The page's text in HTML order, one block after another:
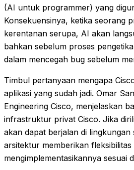
(AI untuk programmer) yang
Konsekuensinya, ketika seorang
kerentanan serupa, AI akan
bahkan sebelum proses
dalam mencegah bug sebelum
Timbul pertanyaan mengapa
aplikasi yang sudah jadi. Omar
Engineering Cisco, menjelaskan
infrastruktur privat Cisco. Jika
akan dapat berjalan di
arsitektur memberikan
mengimplementasikannya